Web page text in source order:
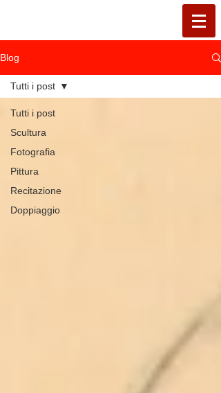
Blog
Tutti i post
Scultura
Fotografia
Pittura
Recitazione
Doppiaggio
Tutti i post